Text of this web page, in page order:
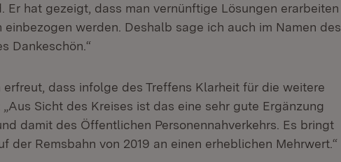
Er hat gezeigt, dass man vernünftige Lösungen erarbeiten
werden. Deshalb sage ich auch im Namen des
Dankeschön.“
dass infolge des Treffens Klarheit für die weitere
Sicht des Kreises ist das eine sehr gute Ergänzung
damit des Öffentlichen Personennahverkehrs. Es bringt
der Remsbahn von 2019 an einen erheblichen Mehrwert.“